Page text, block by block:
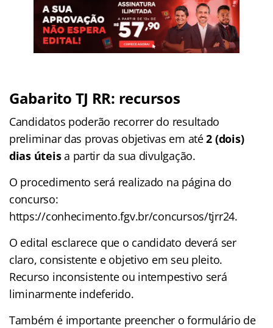
Gabarito TJ RR: recursos
Candidatos poderão recorrer do resultado
preliminar das provas objetivas em até2 (dois)
dias úteisa partir da sua divulgação.
O procedimento será realizado na página do
concurso:
https://conhecimento.fgv.br/concursos/tjrr24.
O edital esclarece que o candidato deverá ser
claro, consistente e objetivo em seu pleito.
Recurso inconsistente ou intempestivo será
liminarmente indeferido.
Também é importante preencher o formulário de